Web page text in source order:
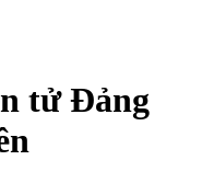
tử Đảng